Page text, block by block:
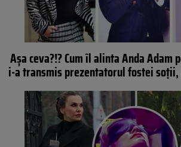
Așa ceva?!? Cum îl alinta Anda Adam
i-a transmis prezentatorul fostei soții,